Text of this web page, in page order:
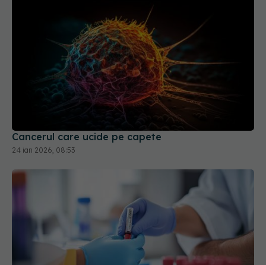
Cancerul care ucide pe capete
24 ian 2026, 08:53